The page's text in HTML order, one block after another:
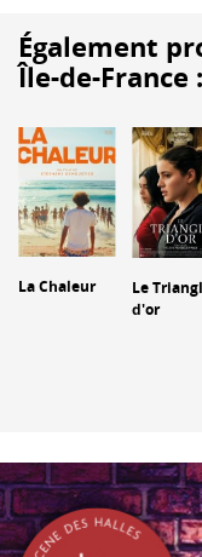
Également
Île-de-France :
La Chaleur
Le
d'or